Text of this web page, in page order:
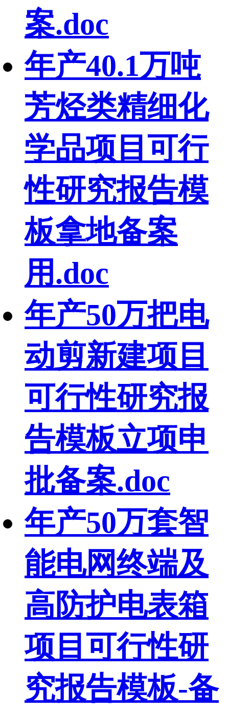
案.doc
年产40.1万吨
芳烃类精细化
学品项目可行
性研究报告模
板拿地备案
用.doc
年产50万把电
动剪新建项目
可行性研究报
告模板立项申
批备案.doc
年产50万套智
能电网终端及
高防护电表箱
项目可行性研
究报告模板-备